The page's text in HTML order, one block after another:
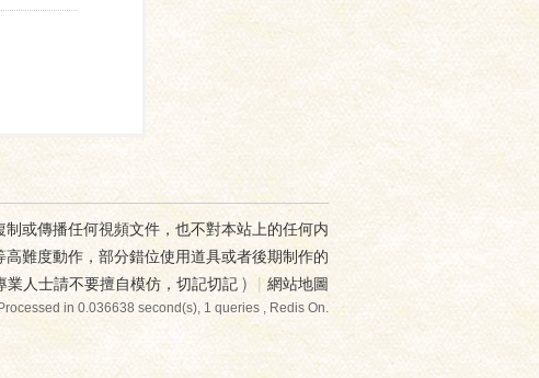
或傳播任何視頻文件，也不對本站上的任何内
難度動作，部分錯位使用道具或者後期制作的
人士請不要擅自模仿，切記切記 ) | 網站地圖
in 0.036638 second(s), 1 queries , Redis On.